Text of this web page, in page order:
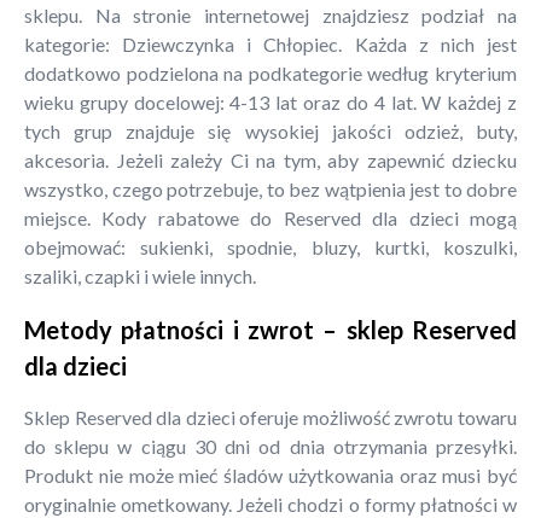
sklepu. Na stronie internetowej znajdziesz podział na
kategorie: Dziewczynka i Chłopiec. Każda z nich jest
dodatkowo podzielona na podkategorie według kryterium
wieku grupy docelowej: 4-13 lat oraz do 4 lat. W każdej z
tych grup znajduje się wysokiej jakości odzież, buty,
akcesoria. Jeżeli zależy Ci na tym, aby zapewnić dziecku
wszystko, czego potrzebuje, to bez wątpienia jest to dobre
miejsce. Kody rabatowe do Reserved dla dzieci mogą
obejmować: sukienki, spodnie, bluzy, kurtki, koszulki,
szaliki, czapki i wiele innych.
Metody płatności i zwrot – sklep Reserved
dla dzieci
Sklep Reserved dla dzieci oferuje możliwość zwrotu towaru
do sklepu w ciągu 30 dni od dnia otrzymania przesyłki.
Produkt nie może mieć śladów użytkowania oraz musi być
oryginalnie ometkowany. Jeżeli chodzi o formy płatności w